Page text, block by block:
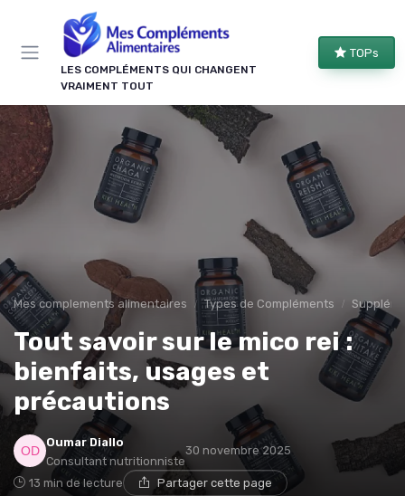
LES COMPLÉMENTS QUI CHANGENT
VRAIMENT TOUT
TOPs
Mes complements alimentaires Types de Compléments
Tout savoir sur le mico rei :
bienfaits, usages et
précautions
Oumar Diallo
Consultant nutritionniste
30 novembre 2025
13 min de lecture Partager cette page
Panneau de gestion des cookies